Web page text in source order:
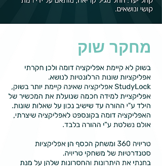
מחקר שוק